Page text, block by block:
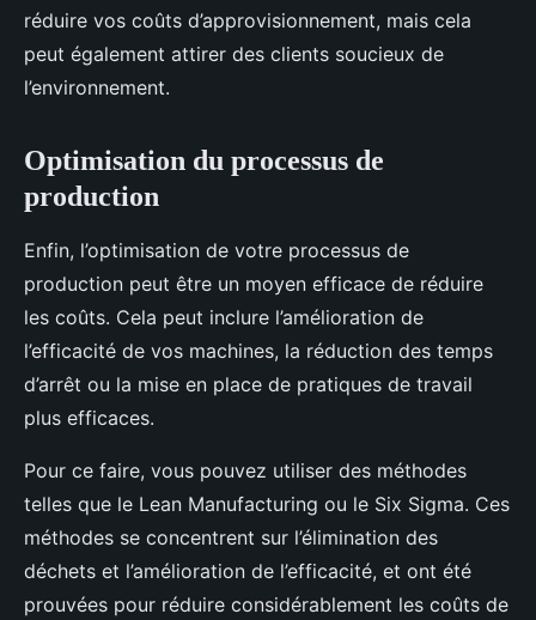
réduire vos coûts d’approvisionnement, mais cela
peut également attirer des clients soucieux de
l’environnement.
Optimisation du processus de
production
Enfin, l’optimisation de votre processus de
production peut être un moyen efficace de réduire
les coûts. Cela peut inclure l’amélioration de
l’efficacité de vos machines, la réduction des temps
d’arrêt ou la mise en place de pratiques de travail
plus efficaces.
Pour ce faire, vous pouvez utiliser des méthodes
telles que le Lean Manufacturing ou le Six Sigma. Ces
méthodes se concentrent sur l’élimination des
déchets et l’amélioration de l’efficacité, et ont été
prouvées pour réduire considérablement les coûts de